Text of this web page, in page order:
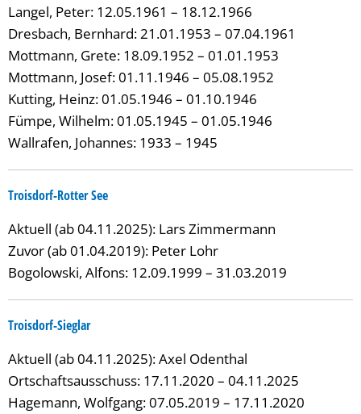
Langel, Peter: 12.05.1961 – 18.12.1966
Dresbach, Bernhard: 21.01.1953 – 07.04.1961
Mottmann, Grete: 18.09.1952 – 01.01.1953
Mottmann, Josef: 01.11.1946 – 05.08.1952
Kutting, Heinz: 01.05.1946 – 01.10.1946
Fümpe, Wilhelm: 01.05.1945 – 01.05.1946
Wallrafen, Johannes: 1933 – 1945
Troisdorf-Rotter See
Aktuell (ab 04.11.2025): Lars Zimmermann
Zuvor (ab 01.04.2019): Peter Lohr
Bogolowski, Alfons: 12.09.1999 – 31.03.2019
Troisdorf-Sieglar
Aktuell (ab 04.11.2025): Axel Odenthal
Ortschaftsausschuss: 17.11.2020 – 04.11.2025
Hagemann, Wolfgang: 07.05.2019 – 17.11.2020